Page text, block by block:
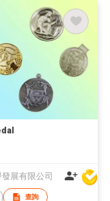
展有限公司
查詢